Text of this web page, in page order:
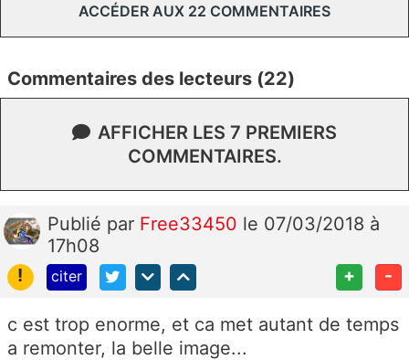
ACCÉDER AUX 22 COMMENTAIRES
Commentaires des lecteurs (22)
AFFICHER LES 7 PREMIERS
COMMENTAIRES.
Publié par Free33450 le 07/03/2018 à
17h08
!
citer + -
c est trop enorme, et ca met autant de temps
a remonter, la belle image...